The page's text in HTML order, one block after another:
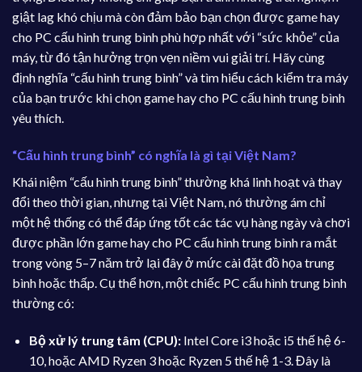
giật lag khó chịu mà còn đảm bảo bạn chọn được game hay
cho PC cấu hình trung bình phù hợp nhất với “sức khỏe” của
máy, từ đó tận hưởng trọn vẹn niềm vui giải trí. Hãy cùng
định nghĩa “cấu hình trung bình” và tìm hiểu cách kiểm tra máy
của bạn trước khi chọn game hay cho PC cấu hình trung bình
yêu thích.
“Cấu hình trung bình” có nghĩa là gì tại Việt Nam?
Khái niệm “cấu hình trung bình” thường khá linh hoạt và thay
đổi theo thời gian, nhưng tại Việt Nam, nó thường ám chỉ
một hệ thống có thể đáp ứng tốt các tác vụ hàng ngày và chơi
được phần lớn game hay cho PC cấu hình trung bình ra mắt
trong vòng 5–7 năm trở lại đây ở mức cài đặt đồ họa trung
bình hoặc thấp. Cụ thể hơn, một chiếc PC cấu hình trung bình
thường có:
Bộ xử lý trung tâm (CPU):Intel Core i3 hoặc i5 thế hệ 6-
10, hoặc AMD Ryzen 3 hoặc Ryzen 5 thế hệ 1-3. Đây là